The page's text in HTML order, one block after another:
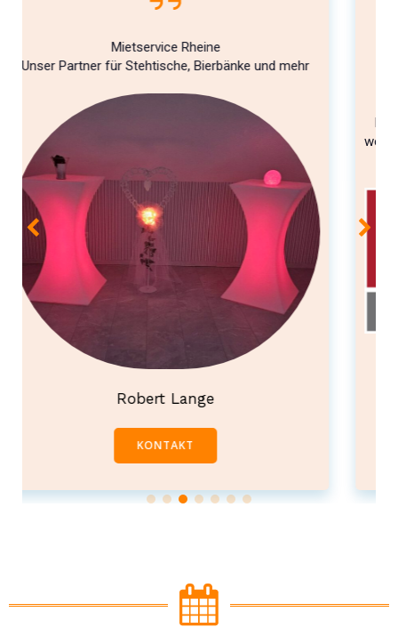
Ihr zuverlässiger Partner und Service-Dienstleister
wenn es um Getränke geht. Schnell und professionell
KONTAKT